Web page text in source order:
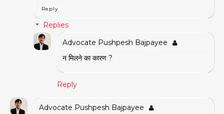
Reply
Replies
Advocate Pushpesh Bajpayee
न मिलने का कारण ?
Reply
Advocate Pushpesh Bajpayee